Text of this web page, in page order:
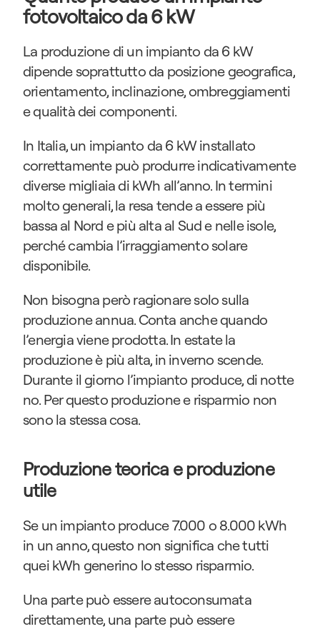
fotovoltaico da 6 kW
La produzione di un impianto da 6 kW
dipende soprattutto da posizione geografica,
orientamento, inclinazione, ombreggiamenti
e qualità dei componenti.
In Italia, un impianto da 6 kW installato
correttamente può produrre indicativamente
diverse migliaia di kWh all’anno. In termini
molto generali, la resa tende a essere più
bassa al Nord e più alta al Sud e nelle isole,
perché cambia l’irraggiamento solare
disponibile.
Non bisogna però ragionare solo sulla
produzione annua. Conta anche quando
l’energia viene prodotta. In estate la
produzione è più alta, in inverno scende.
Durante il giorno l’impianto produce, di notte
no. Per questo produzione e risparmio non
sono la stessa cosa.
Produzione teorica e produzione
utile
Se un impianto produce 7.000 o 8.000 kWh
in un anno, questo non significa che tutti
quei kWh generino lo stesso risparmio.
Una parte può essere autoconsumata
direttamente, una parte può essere